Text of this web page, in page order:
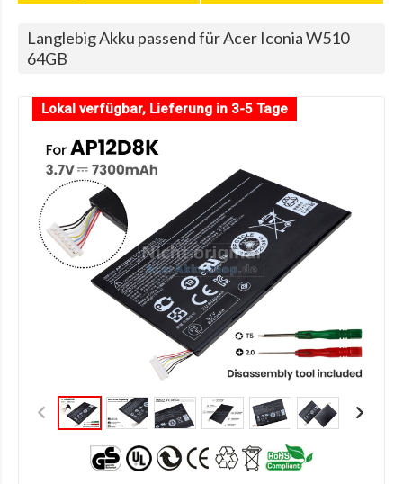
Langlebig Akku passend für Acer Iconia W510
64GB
Lokal verfügbar, Lieferung in 3-5 Tage